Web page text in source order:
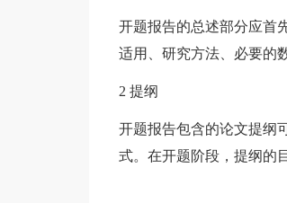
开题报告的总述部分应首
适用、研究方法、必要的
2 提纲
开题报告包含的论文提纲
式。在开题阶段，提纲的